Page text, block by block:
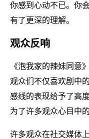
你感到心动不已。你
有了更深的理解。
观众反响
《泡我家的辣妹同意
观众们不仅喜欢剧中
感线的表现给予了高
为了许多观众心目中的
许多观众在社交媒体